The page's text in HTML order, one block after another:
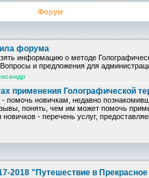
Форум
форума
информацию о методе
и предложения для
применения Голографической
помочь новичкам, недавно
понять, чем им может помочь
новичков - перечень услуг,
2018 "Путешествие в